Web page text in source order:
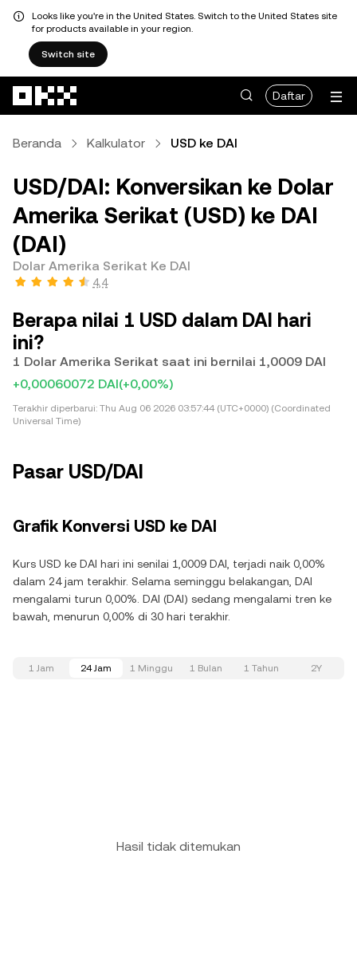
Looks like you're in the United States. Switch to the United States site
for products available in your region.
Switch site
Daftar
Beranda Kalkulator USD ke DAI
USD/DAI: Konversikan ke Dolar
Amerika Serikat (USD) ke DAI
(DAI)
Dolar Amerika Serikat Ke DAI
4,4
Berapa nilai 1 USD dalam DAI hari
ini?
1 Dolar Amerika Serikat saat ini bernilai 1,0009 DAI
+0,00060072 DAI(+0,00%)
Terakhir diperbarui: Thu Aug 06 2026 03:57:44 (UTC+0000) (Coordinated
Universal Time)
Pasar USD/DAI
Grafik Konversi USD ke DAI
Kurs USD ke DAI hari ini senilai 1,0009 DAI, terjadi naik 0,00%
dalam 24 jam terakhir. Selama seminggu belakangan, DAI
mengalami turun 0,00%. DAI (DAI) sedang mengalami tren ke
bawah, menurun 0,00% di 30 hari terakhir.
1 Jam 24 Jam 1 Minggu 1 Bulan 1 Tahun 2Y
Hasil tidak ditemukan